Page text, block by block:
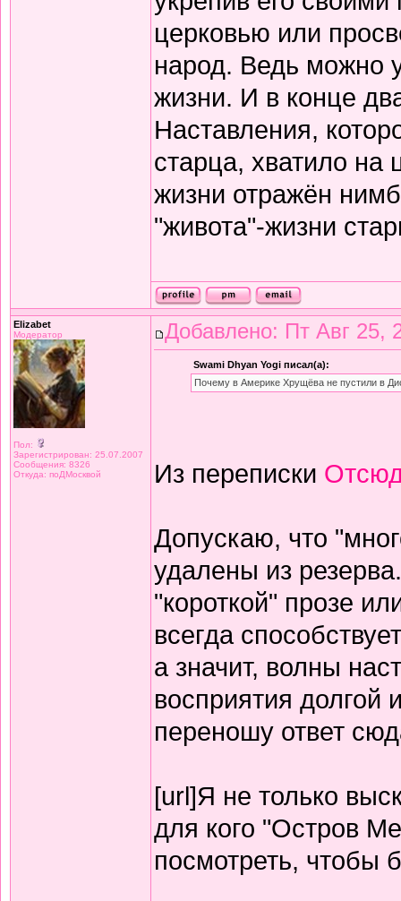
церковью или
народ. Ведь можно
жизни. И в конце
Наставления,
старца, хватило на
жизни отражён
"живота"-жизни
Elizabet
Модератор
Пол:
Зарегистрирован: 25.07.2007
Сообщения: 8326
Откуда: поДМосквой
Добавлено: Пт Авг 25,
Swami Dhyan Yogi писал(а):
Почему в Америке Хрущёва не пустили в
Из переписки
Допускаю, что
удалены из
"короткой" прозе
всегда
а значит, волны
восприятия долгой
переношу ответ
[url]Я не только
для кого "Остров
посмотреть, чтобы